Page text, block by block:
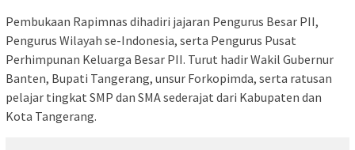
Pembukaan Rapimnas dihadiri jajaran Pengurus Besar PII,
Pengurus Wilayah se-Indonesia, serta Pengurus Pusat
Perhimpunan Keluarga Besar PII. Turut hadir Wakil Gubernur
Banten, Bupati Tangerang, unsur Forkopimda, serta ratusan
pelajar tingkat SMP dan SMA sederajat dari Kabupaten dan
Kota Tangerang.